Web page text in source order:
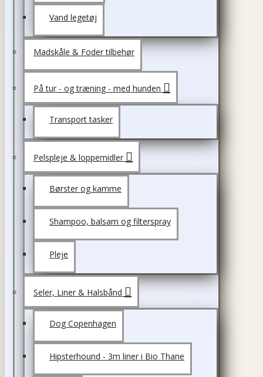
Vand legetøj
Madskåle & Foder tilbehør
På tur - og træning - med hunden
Transport tasker
Pelspleje & loppemidler
Børster og kamme
Shampoo, balsam og filterspray
Pleje
Seler, Liner & Halsbånd
Dog Copenhagen
Hipsterhound - 3m liner i Bio Thane